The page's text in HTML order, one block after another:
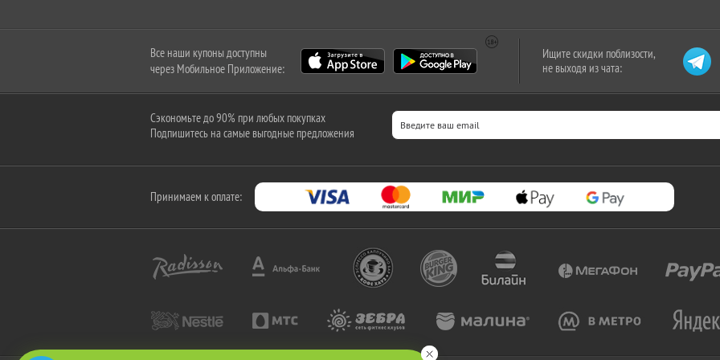
Все наши купоны доступны
через Мобильное Приложение:
Ищите скидки поблизости,
не выходя из чата:
Сэкономьте до 90% при любых покупках
Подпишитесь на самые выгодные предложения
Принимаем к оплате: